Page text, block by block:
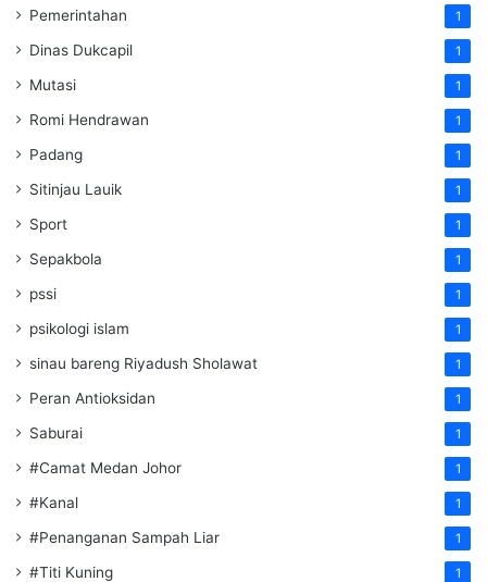
Pemerintahan 1
Dinas Dukcapil 1
Mutasi 1
Romi Hendrawan 1
Padang 1
Sitinjau Lauik 1
Sport 1
Sepakbola 1
pssi 1
psikologi islam 1
sinau bareng Riyadush Sholawat 1
Peran Antioksidan 1
Saburai 1
#Camat Medan Johor 1
#Kanal 1
#Penanganan Sampah Liar 1
#Titi Kuning 1